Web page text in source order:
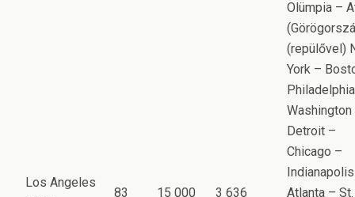
Los Angeles
83 15 000 3 636
Olümpia –
(repülővel)
York –
Detroit –
Chicago –
Atlanta – St.